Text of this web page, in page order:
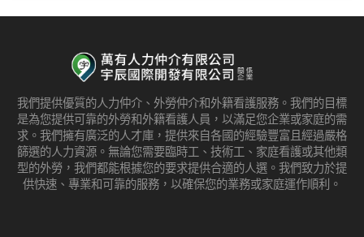
我們提供優質的人力仲介、外勞仲介和外籍看護服務。我們的目標
是為您提供可靠的外勞和外籍看護人員，以滿足您企業或家庭的需
求。我們擁有廣泛的人才庫，提供來自各國的經驗豐富且經過嚴格
篩選的人力資源。無論您需要臨時工、技術工、家庭看護或其他類
型的外勞，我們都能根據您的要求提供合適的人選。我們致力於提
供快速、專業和可靠的服務，以確保您的業務或家庭運作順利。